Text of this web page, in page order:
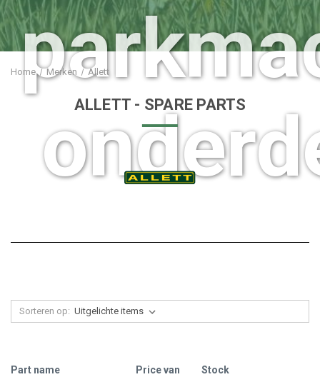
Home Merken Allett
ALLETT - SPARE PARTS
Sorteren op:
Part name Price van Stock